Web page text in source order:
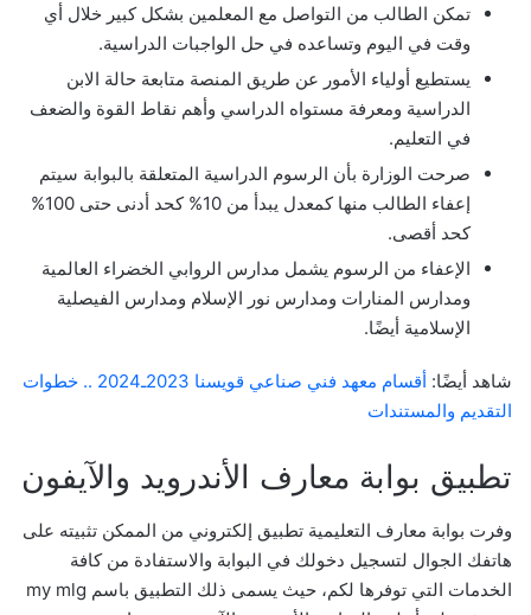
تمكن الطالب من التواصل مع المعلمين بشكل كبير خلال أي
وقت في اليوم وتساعده في حل الواجبات الدراسية.
يستطيع أولياء الأمور عن طريق المنصة متابعة حالة الابن
الدراسية ومعرفة مستواه الدراسي وأهم نقاط القوة والضعف
في التعليم.
صرحت الوزارة بأن الرسوم الدراسية المتعلقة بالبوابة سيتم
إعفاء الطالب منها كمعدل يبدأ من 10% كحد أدنى حتى 100%
كحد أقصى.
الإعفاء من الرسوم يشمل مدارس الروابي الخضراء العالمية
ومدارس المنارات ومدارس نور الإسلام ومدارس الفيصلية
الإسلامية أيضًا.
شاهد أيضًا:
أقسام معهد فني صناعي قويسنا 2023ـ2024 .. خطوات
التقديم والمستندات
تطبيق بوابة معارف الأندرويد والآيفون
وفرت بوابة معارف التعليمية تطبيق إلكتروني من الممكن تثبيته على
هاتفك الجوال لتسجيل دخولك في البوابة والاستفادة من كافة
الخدمات التي توفرها لكم، حيث يسمى ذلك التطبيق باسم my mlg